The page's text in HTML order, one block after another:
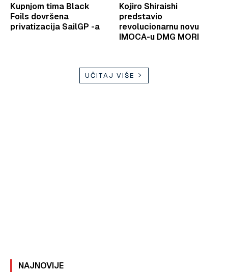
Kupnjom tima Black
Foils dovršena
privatizacija SailGP -a
Kojiro Shiraishi
predstavio
revolucionarnu novu
IMOCA-u DMG MORI
UČITAJ VIŠE
NAJNOVIJE